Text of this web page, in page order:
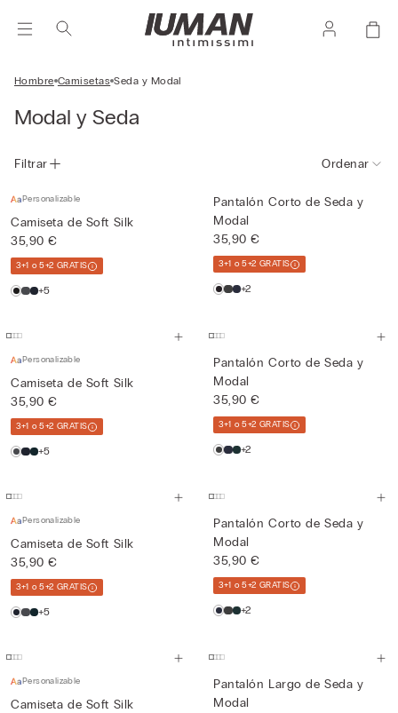
Hombre Camisetas Seda y Modal
Modal y Seda
Filtrar Ordenar
Personalizable
Camiseta de Soft Silk
35,90 €
3+1 o 5+2 GRATIS
+5
Pantalón Corto de Seda y
Modal
35,90 €
3+1 o 5+2 GRATIS
+2
Personalizable
Camiseta de Soft Silk
35,90 €
3+1 o 5+2 GRATIS
+5
Pantalón Corto de Seda y
Modal
35,90 €
3+1 o 5+2 GRATIS
+2
Personalizable
Camiseta de Soft Silk
35,90 €
3+1 o 5+2 GRATIS
+5
Pantalón Corto de Seda y
Modal
35,90 €
3+1 o 5+2 GRATIS
+2
Personalizable
Camiseta de Soft Silk
Pantalón Largo de Seda y
Modal